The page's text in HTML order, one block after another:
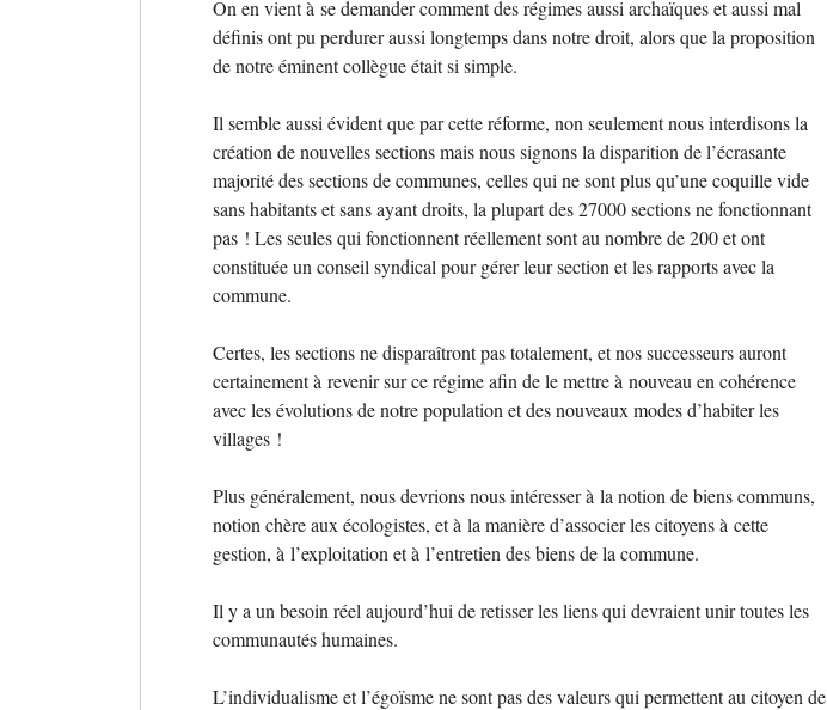
On en vient à se demander comment des régimes aussi archaïques et aussi mal
définis ont pu perdurer aussi longtemps dans notre droit, alors que la proposition
de notre éminent collègue était si simple.
Il semble aussi évident que par cette réforme, non seulement nous interdisons la
création de nouvelles sections mais nous signons la disparition de l’écrasante
majorité des sections de communes, celles qui ne sont plus qu’une coquille vide
sans habitants et sans ayant droits, la plupart des 27000 sections ne fonctionnant
pas ! Les seules qui fonctionnent réellement sont au nombre de 200 et ont
constituée un conseil syndical pour gérer leur section et les rapports avec la
commune.
Certes, les sections ne disparaîtront pas totalement, et nos successeurs auront
certainement à revenir sur ce régime afin de le mettre à nouveau en cohérence
avec les évolutions de notre population et des nouveaux modes d’habiter les
villages !
Plus généralement, nous devrions nous intéresser à la notion de biens communs,
notion chère aux écologistes, et à la manière d’associer les citoyens à cette
gestion, à l’exploitation et à l’entretien des biens de la commune.
Il y a un besoin réel aujourd’hui de retisser les liens qui devraient unir toutes les
communautés humaines.
L’individualisme et l’égoïsme ne sont pas des valeurs qui permettent au citoyen de